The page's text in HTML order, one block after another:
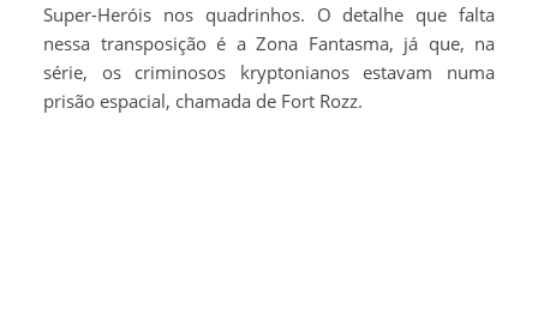
Super-Heróis nos quadrinhos. O detalhe que falta
nessa transposição é a Zona Fantasma, já que, na
série, os criminosos kryptonianos estavam numa
prisão espacial, chamada de Fort Rozz.